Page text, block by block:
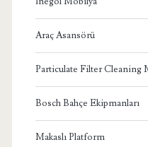
Araç Asansörü
Particulate Filter Cleaning
Bosch Bahçe Ekipmanları
Makaslı Platform